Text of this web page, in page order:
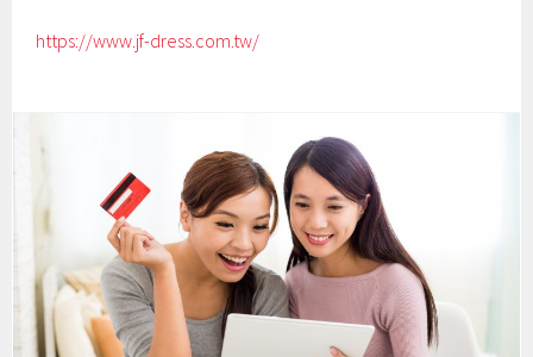
https://www.jf-dress.com.tw/